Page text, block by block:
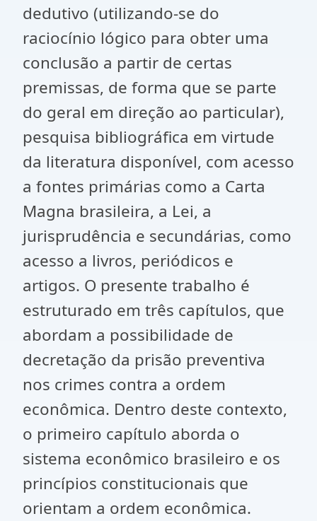
dedutivo (utilizando-se do
raciocínio lógico para obter uma
conclusão a partir de certas
premissas, de forma que se parte
do geral em direção ao particular),
pesquisa bibliográfica em virtude
da literatura disponível, com acesso
a fontes primárias como a Carta
Magna brasileira, a Lei, a
jurisprudência e secundárias, como
acesso a livros, periódicos e
artigos. O presente trabalho é
estruturado em três capítulos, que
abordam a possibilidade de
decretação da prisão preventiva
nos crimes contra a ordem
econômica. Dentro deste contexto,
o primeiro capítulo aborda o
sistema econômico brasileiro e os
princípios constitucionais que
orientam a ordem econômica.